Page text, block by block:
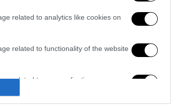
related to analytics like cookies on
related to functionality of the website
related to personalization.
related to security, including
στοτουρκικό
Ο λόγος, ήταν μια
ομοίωμα του
«απαράδεκτο» και
της.